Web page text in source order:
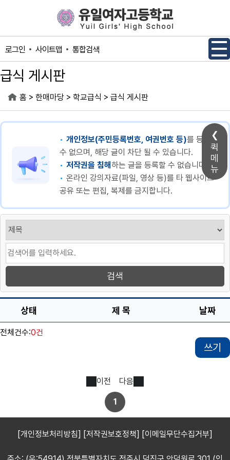
퀵
메
뉴
로그인 사이트맵 통합검색
급식 게시판
홈 > 한매마당 > 학교급식 > 급식 게시판
개인정보(주민등록번호, 여권번호 등)를 등록할
수 없으며, 해당 글이 차단 될 수 있습니다.
저작권을 침해하는 글을 등록할 수 없습니다.
온라인 강의자료(파일, 영상 등)를 타 웹사이트
공유 또는 편집, 복제를 금지합니다.
상태 제 목 날짜
전체건수:0건
쓰기
이전
1
다음
[개인정보처리방침] [저작권보호정책] [이메일무단수집거부]